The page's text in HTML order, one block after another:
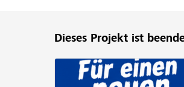
Unterstützen Hilfe &
Dieses Projekt ist